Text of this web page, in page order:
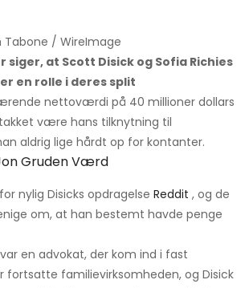
Tabone / WireImage
siger, at Scott Disick og Sofia Richies
en rolle i deres split
nettoværdi på 40 millioner dollars
være hans tilknytning til
aldrig lige hårdt op for kontanter.
Gruden Værd
nylig Disicks opdragelse Reddit , og de
om, at han bestemt havde penge
en advokat, der kom ind i fast
fortsatte familievirksomheden, og Disick